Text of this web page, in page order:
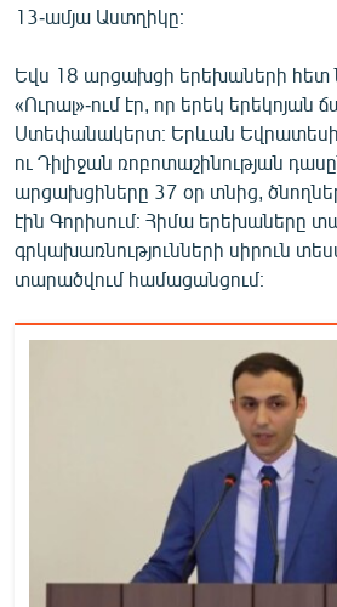
Русский
ՀԵՏԵՎԵՔ ՄԵԶ
«Ազատության» բոլոր կայքերը
13-ամյա Աստղիկը։
Եվս 18 արցախցի երեխաների հետ
«Ուրալ»-ում էր, որ երեկ երեկոյան
Ստեփանակերտ։ Երևան
ու Դիլիջան ռոբոտաշինության
արցախցիները 37 օր տնից,
էին Գորիսում։ Հիմա երեխաները
գրկախառնությունների սիրուն
տարածվում համացանցում։